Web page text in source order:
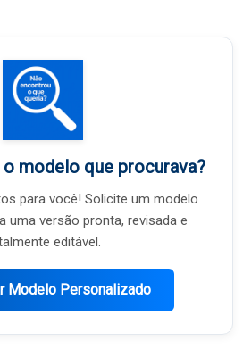
modelo que procurava?
para você! Solicite um modelo
uma versão pronta, revisada e
editável.
Modelo Personalizado